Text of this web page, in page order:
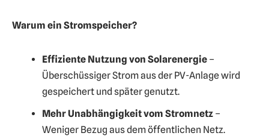
Warum ein Stromspeicher?
Effiziente Nutzung von Solarenergie –
Überschüssiger Strom aus der PV-Anlage wird
gespeichert und später genutzt.
Mehr Unabhängigkeit vom Stromnetz –
Weniger Bezug aus dem öffentlichen Netz.